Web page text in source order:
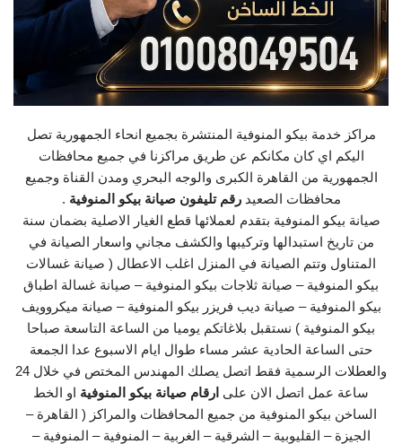
مراكز خدمة بيكو المنوفية المنتشرة بجميع انحاء الجمهورية تصل
اليكم اي كان مكانكم عن طريق مراكزنا في جميع محافظات
الجمهورية من القاهرة الكبرى والوجه البحري ومدن القناة وجميع
محافظات الصعيد رقم تليفون صيانة بيكو المنوفية .
صيانة بيكو المنوفية بتقدم لعملائها قطع الغيار الاصلية بضمان سنة
من تاريخ استبدالها وتركيبها والكشف مجاني واسعار الصيانة في
المتناول وتتم الصيانة في المنزل اغلب الاعطال ( صيانة غسالات
بيكو المنوفية – صيانة ثلاجات بيكو المنوفية – صيانة غسالة اطباق
بيكو المنوفية – صيانة ديب فريزر بيكو المنوفية – صيانة ميكروويف
بيكو المنوفية ) نستقبل بلاغاتكم يوميا من الساعة التاسعة صباحا
حتى الساعة الحادية عشر مساء طوال ايام الاسبوع عدا الجمعة
والعطلات الرسمية فقط اتصل يصلك المهندس المختص في خلال 24
ساعة عمل اتصل الان على ارقام صيانة بيكو المنوفية او الخط
الساخن بيكو المنوفية من جميع المحافظات والمراكز ( القاهرة –
الجيزة – القليوبية – الشرقية – الغربية – المنوفية – المنوفية –